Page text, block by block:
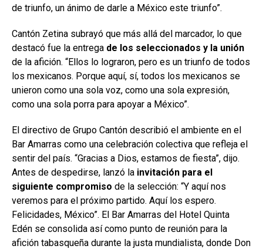
de triunfo, un ánimo de darle a México este triunfo”.
Cantón Zetina subrayó que más allá del marcador, lo que
destacó fue la entrega de los seleccionados y la unión
de la afición. “Ellos lo lograron, pero es un triunfo de todos
los mexicanos. Porque aquí, sí, todos los mexicanos se
unieron como una sola voz, como una sola expresión,
como una sola porra para apoyar a México”.
El directivo de Grupo Cantón describió el ambiente en el
Bar Amarras como una celebración colectiva que refleja el
sentir del país. “Gracias a Dios, estamos de fiesta”, dijo.
Antes de despedirse, lanzó la invitación para el
siguiente compromiso de la selección: “Y aquí nos
veremos para el próximo partido. Aquí los espero.
Felicidades, México”. El Bar Amarras del Hotel Quinta
Edén se consolida así como punto de reunión para la
afición tabasqueña durante la justa mundialista, donde Don